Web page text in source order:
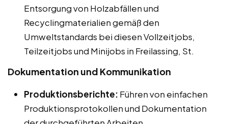
Entsorgung von Holzabfällen und
Recyclingmaterialien gemäß den
Umweltstandards bei diesen Vollzeitjobs,
Teilzeitjobs und Minijobs in Freilassing, St.
Dokumentation und Kommunikation
Produktionsberichte: Führen von einfachen
Produktionsprotokollen und Dokumentation